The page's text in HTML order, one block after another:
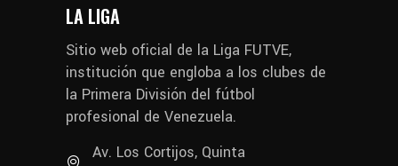
LA LIGA
Sitio web oficial de la Liga FUTVE,
institución que engloba a los clubes de
la Primera División del fútbol
profesional de Venezuela.
Av. Los Cortijos, Quinta